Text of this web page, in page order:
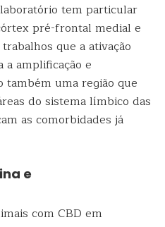
tem particular
pré-frontal medial e
que a ativação
a amplificação e
também uma região que
do sistema límbico das
as comorbidades já
e
com CBD em